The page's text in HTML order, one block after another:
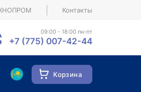
Контакты
09:00 - 18:00 пн-пт
+7 (775) 007-42-44
Корзина